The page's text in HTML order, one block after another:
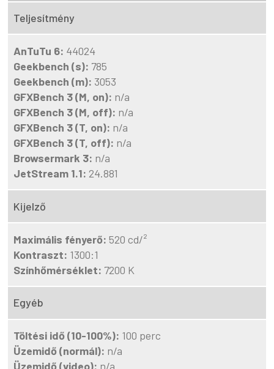
Teljesítmény
AnTuTu 6: 44024
Geekbench (s): 785
Geekbench (m): 3053
GFXBench 3 (M, on): n/a
GFXBench 3 (M, off): n/a
GFXBench 3 (T, on): n/a
GFXBench 3 (T, off): n/a
Browsermark 3: n/a
JetStream 1.1: 24.881
Kijelző
Maximális fényerő: 520 cd/²
Kontraszt: 1300:1
Színhőmérséklet: 7200 K
Egyéb
Töltési idő (10-100%): 100 perc
Üzemidő (normál): n/a
Üzemidő (video): n/a